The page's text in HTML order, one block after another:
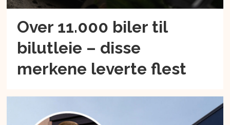
Over 11.000 biler til
bilutleie – disse
merkene leverte flest